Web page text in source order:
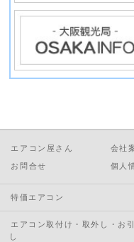
エアコン屋さん 会社
お問合せ 個人
特価エアコン
エアコン取付け・取外し・お
し